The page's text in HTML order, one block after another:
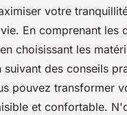
votre
En comprenant les
choisissant les
des conseils
pouvez transformer
et confortable.